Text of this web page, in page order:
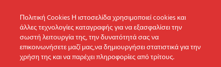
Δίκτυο συνεργατών
Τεχνική υποστήριξη
Πολιτική Απορρήτου
Πολιτική Cookies
Πολιτική Προστασίας
Δεδομένων
Πολιτική Cookies Η ιστοσελίδα χρησιμοποιεί cookies και
άλλες τεχνολογίες καταγραφής για να εξασφαλίσει την
σωστή λειτουργία της, την δυνατότητά σας να
επικοινωνήσετε μαζί μας,να δημιουργήσει στατιστικά για την
χρήση της και να παρέχει πληροφορίες από τρίτους.